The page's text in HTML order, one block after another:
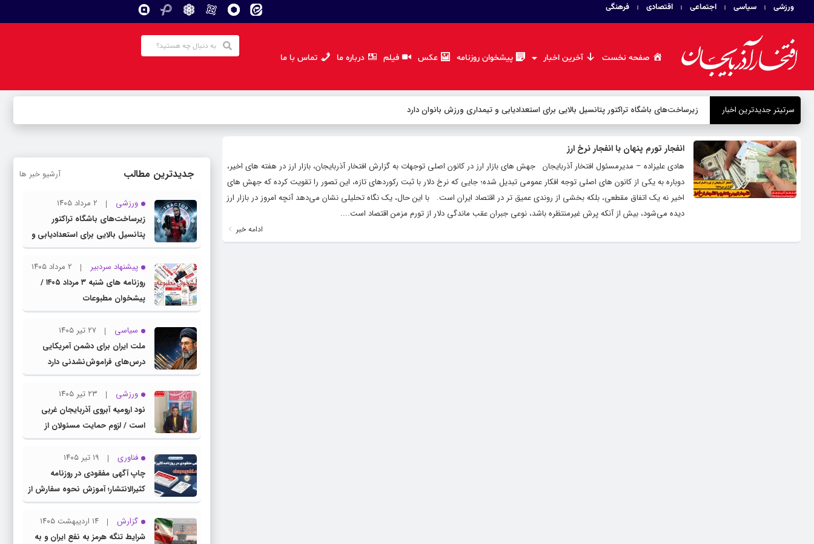
ورزشی سیاسی اجتماعی اقتصادی فرهنگی
صفحه نخست آخرین اخبار پیشخوان روزنامه عکس فیلم درباره ما تماس با ما
سرتیتر جدیدترین اخبار زیرساخت‌های باشگاه تراکتور پتانسیل بالایی برای استعدادیابی و تیمداری ورزش بانوان دارد
انفجار تورم پنهان با انفجار نرخ ارز
هادی علیزاده – مدیرمسئول افتخار آذربایجان جهش های بازار ارز در کانون اصلی توجهات به گزارش افتخار آذربایجان، بازار ارز در هفته های اخیر،
دوباره به یکی از کانون های اصلی توجه افکار عمومی تبدیل شده؛ جایی که نرخ دلار با ثبت رکوردهای تازه، این تصور را تقویت کرده که جهش های
اخیر نه یک اتفاق مقطعی، بلکه بخشی از روندی عمیق تر در اقتصاد ایران است. با این حال، یک نگاه تحلیلی نشان می‌دهد آنچه امروز در بازار ارز
دیده می‌شود، بیش از آنکه پرش غیرمنتظره باشد، نوعی جبران عقب ماندگی دلار از تورم مزمن اقتصاد است....
ادامه خبر
جدیدترین مطالب آرشیو خبر ها
ورزشی
۲ مرداد ۱۴۰۵
زیرساخت‌های باشگاه تراکتور
پتانسیل بالایی برای استعدادیابی و
تیمداری ورزش بانوان دارد
پیشنهاد سردبیر
۲ مرداد ۱۴۰۵
روزنامه های شنبه ۳ مرداد ۱۴۰۵ /
پیشخوان مطبوعات
سیاسی
۲۷ تیر ۱۴۰۵
ملت ایران برای دشمن آمریکایی
درس‌های فراموش‌نشدنی دارد
ورزشی
۲۳ تیر ۱۴۰۵
نود ارومیه آبروی آذربایجان غربی
است / لزوم حمایت مسئولان از
باشگاه نود
فناوری
۱۹ تیر ۱۴۰۵
چاپ آگهی مفقودی در روزنامه
کثیرالانتشار؛ آموزش نحوه سفارش از
سامانه چاپ آگهی دات کام
گزارش
۱۴ اردیبهشت ۱۴۰۵
شرایط تنگه هرمز به نفع ایران و به